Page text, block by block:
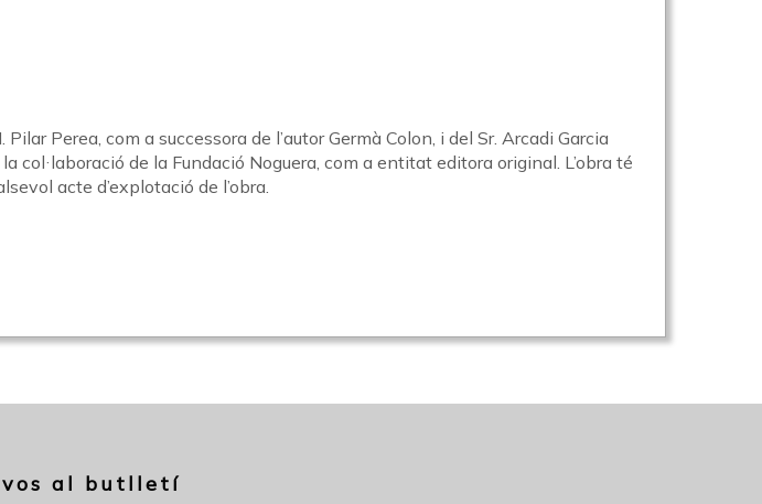
Perea, com a successora de l’autor Germà Colon, i del Sr. Arcadi Garcia
col·laboració de la Fundació Noguera, com a entitat editora original. L’obra té
acte d’explotació de l’obra.
vos al butlletí